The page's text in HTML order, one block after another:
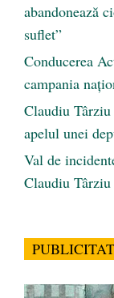
abandonează
suflet”
Conducerea
campania
Claudiu Târziu
apelul unei
Val de
Claudiu